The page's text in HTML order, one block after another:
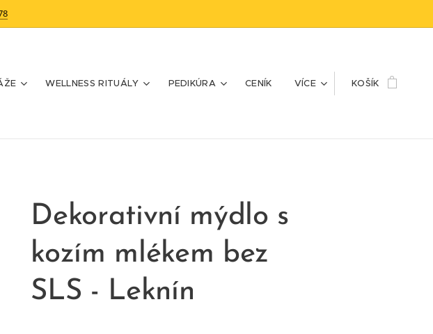
WELLNESS RITUÁLY PEDIKÚRA CENÍK VÍCE KOŠÍK
Dekorativní mýdlo s
kozím mlékem bez
SLS - Leknín